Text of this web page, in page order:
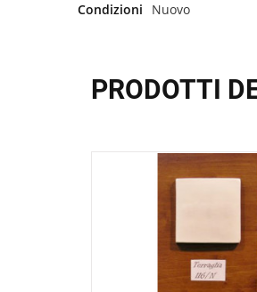
Condizioni
Nuovo
PRODOTTI